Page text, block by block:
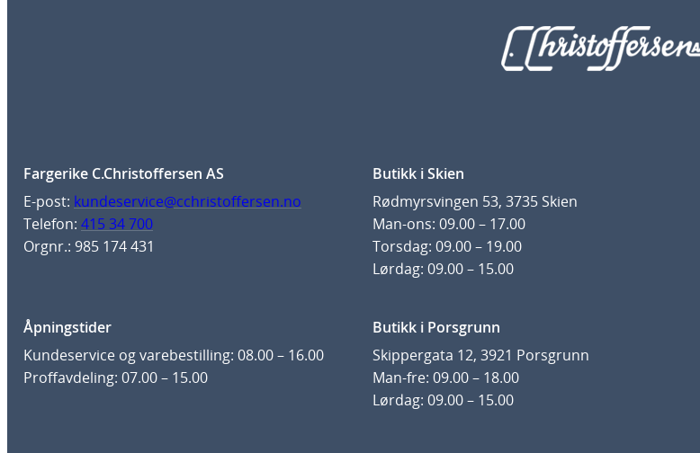
Fargerike C.Christoffersen AS
E-post: kundeservice@cchristoffersen.no
Telefon: 415 34 700
Orgnr.: 985 174 431
Butikk i Skien
Rødmyrsvingen 53, 3735 Skien
Man-ons: 09.00 – 17.00
Torsdag: 09.00 – 19.00
Lørdag: 09.00 – 15.00
Åpningstider
Kundeservice og varebestilling: 08.00 – 16.00
Proffavdeling: 07.00 – 15.00
Butikk i Porsgrunn
Skippergata 12, 3921 Porsgrunn
Man-fre: 09.00 – 18.00
Lørdag: 09.00 – 15.00